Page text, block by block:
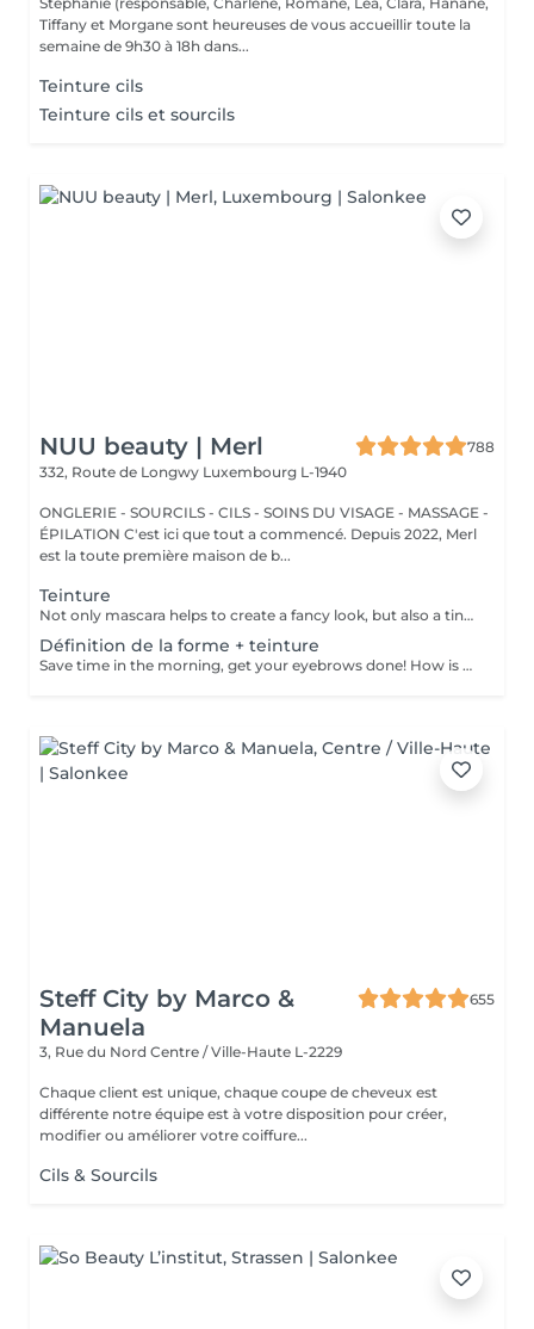
Tiffany et Morgane sont heureuses de vous accueillir toute la
semaine de 9h30 à 18h dans...
Teinture cils
Teinture cils et sourcils
NUU beauty | Merl
788
332, Route de Longwy Luxembourg L-1940
ONGLERIE - SOURCILS - CILS - SOINS DU VISAGE - MASSAGE -
ÉPILATION C'est ici que tout a commencé. Depuis 2022, Merl
est la toute première maison de b...
Teinture
Not only mascara helps to create a fancy look, but also a tinting of your lashes! How is the lashes tinting done? - lashes are washed - eye cream is applied - the tape and patches are applied - tinting - the tape and patches are removed Age restrictions: recommended to do from 14 years. Post procedure recommendations: do not wet eyelashes 24 hours after the procedure. Frequency: once in 2-3 weeks.
Définition de la forme + teinture
Save time in the morning, get your eyebrows done! How is the shape definition + tinting done? - consultation (to discuss perfect form and colour) - preparation (brows are washed and marked) - waxing (excess hair are removed with wax) - tweezing (excess hair are removed with tweezers) - tinting (paint or henna is applied) - excess paint is removed - antiseptic and cream are applied Age restrictions: recommended to do from 14 years. Post procedure recommendations: do not wash brows and do not put on makeup for 12 hours. Frequency: once in 3-4 weeks.
Steff City by Marco &
Manuela
655
3, Rue du Nord Centre / Ville-Haute L-2229
Chaque client est unique, chaque coupe de cheveux est
différente notre équipe est à votre disposition pour créer,
modifier ou améliorer votre coiffure...
Cils & Sourcils